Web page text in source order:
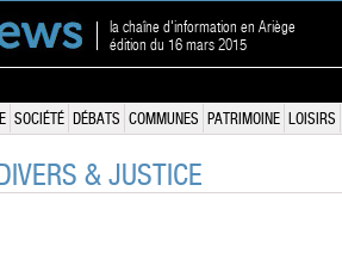
la chaîne d'information en Ariège
édition du 16 mars 2015
SOCIÉTÉ DÉBATS COMMUNES PATRIMOINE LOISIRS
& JUSTICE